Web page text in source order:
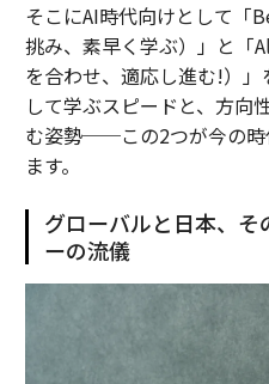
そこにAI時代向けとして「
挑み、素早く学ぶ）」と「
を合わせ、適応し進む!）
して学ぶスピードと、方向
む姿勢──この2つが今の時
ます。
グローバルと日本、
ーの流儀